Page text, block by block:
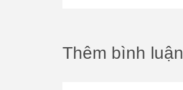
Thêm bình luận